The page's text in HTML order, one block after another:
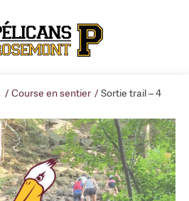
/ Course en sentier / Sortie trail – 4